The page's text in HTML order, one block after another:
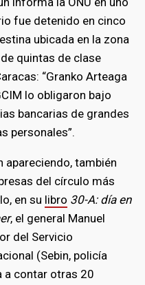
fue detenido en cinco
ubicada en la zona
quintas de clase
“Granko Arteaga
lo obligaron bajo
bancarias de grandes
personales”.
apareciendo, también
del círculo más
en su libro 30-A: día en
, el general Manuel
del Servicio
(Sebin, policía
a contar otras 20